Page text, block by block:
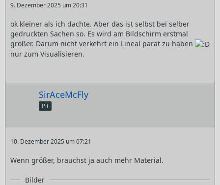
9. Dezember 2025 um 20:31
ok kleiner als ich dachte. Aber das ist selbst bei selber
gedruckten Sachen so. Es wird am Bildschirm erstmal
größer. Darum nicht verkehrt ein Lineal parat zu haben
nur zum Visualisieren.
SirAceMcFly
Pit
10. Dezember 2025 um 07:21
Wenn größer, brauchst ja auch mehr Material.
Bilder